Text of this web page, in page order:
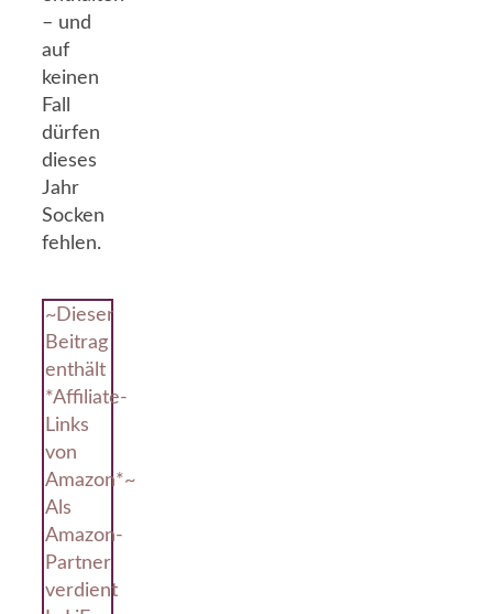
– und
auf
keinen
Fall
dürfen
dieses
Jahr
Socken
fehlen.
~Dieser
Beitrag
enthält
*Affiliate-
Links
von
Amazon*~
Als
Amazon-
Partner
verdient